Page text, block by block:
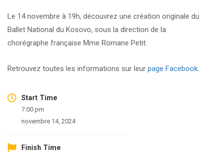
Le 14 novembre à 19h, découvrez une création originale du
Ballet National du Kosovo, sous la direction de la
chorégraphe française Mme Romane Petit.
Retrouvez toutes les informations sur leur page Facebook.
Start Time
7:00 pm
novembre 14, 2024
Finish Time